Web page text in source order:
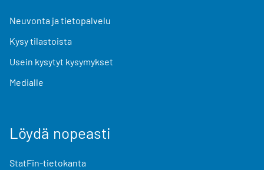
Neuvonta ja tietopalvelu
Kysy tilastoista
Usein kysytyt kysymykset
Medialle
Löydä nopeasti
StatFin-tietokanta